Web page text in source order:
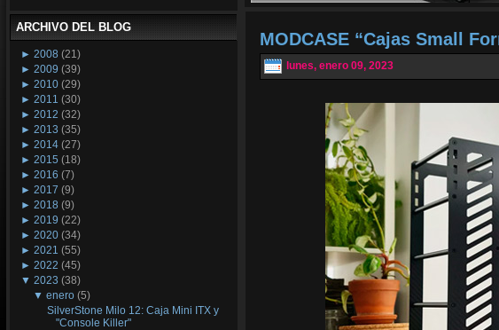
Wikipedia
ARCHIVO DEL BLOG
► 2008 (21)
► 2009 (39)
► 2010 (29)
► 2011 (30)
► 2012 (32)
► 2013 (35)
► 2014 (27)
► 2015 (18)
► 2016 (7)
► 2017 (9)
► 2018 (9)
► 2019 (22)
► 2020 (34)
► 2021 (55)
► 2022 (45)
▼ 2023 (38)
▼enero (5)
SilverStone Milo 12: Caja Mini ITX y
"Console Killer"
MODCASE “Cajas Small
lunes, enero 09, 2023